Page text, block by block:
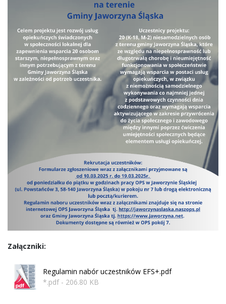
Załączniki:
Regulamin nabór uczestników EFS+.pdf
*.pdf - 206.80 KB